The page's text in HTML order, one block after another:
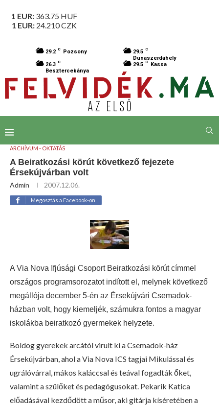
1 EUR: 363.75 HUF
1 EUR: 24.210CZK
29.2 C Pozsony 29.5 C
Dunaszerdahely
26.3 C
Besztercebánya
29.5 C Kassa
ARCHÍVUM - OKTATÁS
A Beiratkozási körút következő fejezete
Érsekújvárban volt
Admin 2007.12.06.
Megosztás a Facebook-on
A Via Nova Ifjúsági Csoport Beiratkozási körút címmel
országos programsorozatot indított el, melynek következő
megállója december 5-én az Érsekújvári Csemadok-
házban volt, hogy kiemeljék, számukra fontos a magyar
iskolákba beiratkozó gyermekek helyzete.
Boldog gyerekek arcától virult ki a Csemadok-ház
Érsekújvárban, ahol a Via Nova ICS tagjai Mikulással és
ugrálóvárral, mákos kaláccsal és teával fogadták őket,
valamint a szülőket és pedagógusokat. Pekarik Katica
előadásával kezdődött a műsor, aki gitárja kíséretében a